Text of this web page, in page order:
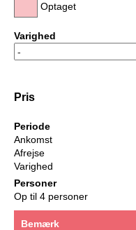
Optaget
Varighed
Pris
Periode
Ankomst
Afrejse
Varighed
Personer
Op til 4 personer
Bemærk